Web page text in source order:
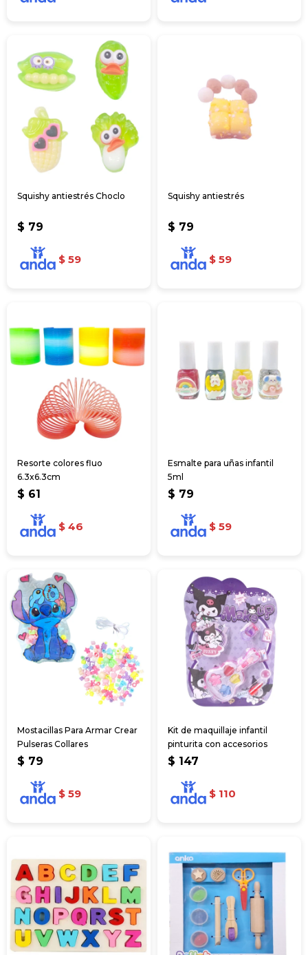
Squishy antiestrés Choclo
$ 79
$ 59
Squishy antiestrés
$ 79
$ 59
Resorte colores fluo
6.3x6.3cm
$ 61
$ 46
Esmalte para uñas infantil
5ml
$ 79
$ 59
Mostacillas Para Armar Crear
Pulseras Collares
$ 79
$ 59
Kit de maquillaje infantil
pinturita con accesorios
$ 147
$ 110